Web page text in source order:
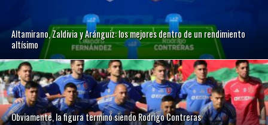
Altamirano, Zaldivia y Aránguiz: los mejores dentro de un rendimiento
altísimo
Obviamente, la figura terminó siendo Rodrigo Contreras